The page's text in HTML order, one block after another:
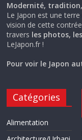
Modernité,
Le Japon est une
vision de cette
travers les photos,
LeJapon.fr !
Pour voir le Japon
Catégories
Alimentation